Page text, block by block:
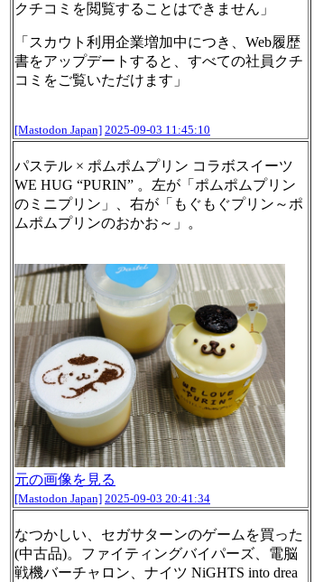
クチコミを閲覧することはできません」
「スカウト利用企業増加中につき、Web履歴
書をアップデートすると、すべての社員クチ
コミをご覧いただけます」
[Mastodon Japan] 2025-09-03 11:45:10
パステル × ポムポムプリン コラボスイーツ
WE HUG “PURIN” 。左が「ポムポムプリン
のミニプリン」、右が「もぐもぐプリン～ポ
ムポムプリンのおかお～」。
元の画像を見る
[Mastodon Japan] 2025-09-03 20:41:34
なつかしい、セガサターンのゲームを買った
(中古品)。ファイティングバイパーズ、電脳
戦機バーチャロン、ナイツ NiGHTS into drea